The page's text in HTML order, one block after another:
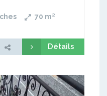
70 m²
Détails